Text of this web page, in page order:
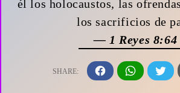
él los holocaustos, las
los sacrificios de
— 1 Reyes 8:64